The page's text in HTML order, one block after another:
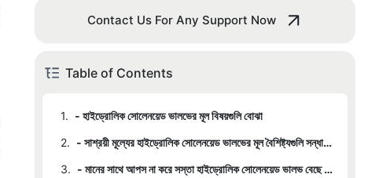
Contact Us For Any Support Now
Table of Contents
1. - হাইড্রোলিক সোলেনয়েড ভালভের মূল বিষয়গুলি বোঝা
2.
- সাশ্রয়ী মূল্যের হাইড্রোলিক সোলেনয়েড ভালভের মূল বৈশিষ্ট্যগুলি সন্ধান করুন
3.
- মানের সাথে আপস না করে সস্তা হাইড্রোলিক সোলেনয়েড ভালভ বেছে নেওয়ার সুবিধা